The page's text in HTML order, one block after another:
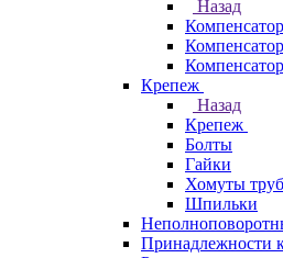
Назад
Крепеж
Назад
Крепеж
Болты
Гайки
Хомуты
Шпильки
Принадлежности